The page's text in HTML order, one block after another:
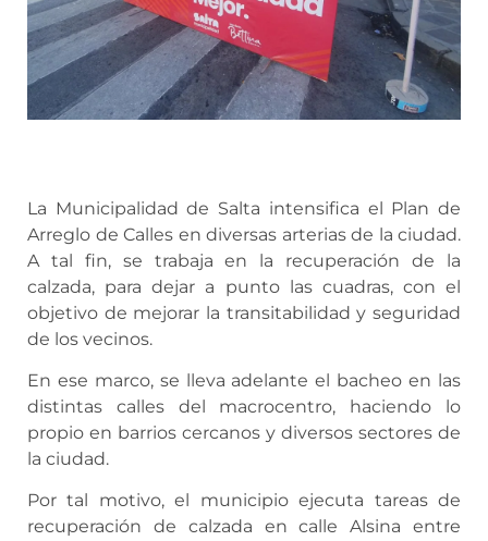
La Municipalidad de Salta intensifica el Plan de
Arreglo de Calles en diversas arterias de la ciudad.
A tal fin, se trabaja en la recuperación de la
calzada, para dejar a punto las cuadras, con el
objetivo de mejorar la transitabilidad y seguridad
de los vecinos.
En ese marco, se lleva adelante el bacheo en las
distintas calles del macrocentro, haciendo lo
propio en barrios cercanos y diversos sectores de
la ciudad.
Por tal motivo, el municipio ejecuta tareas de
recuperación de calzada en calle Alsina entre